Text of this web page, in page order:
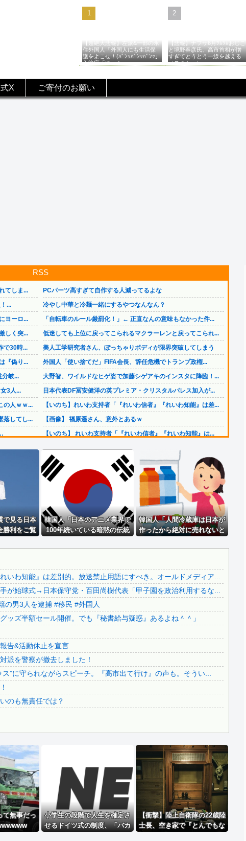
【超絶大悲報】左派&一部の永
住外国人「外国人にも生活保
護をよこせ！(ﾊﾞﾝｯﾊﾞﾝｯﾊﾞﾝｯ」
入管庁「ほーん…」→
【悲報】ナフサ6月ﾂﾑﾂﾑおじこ
と境野春彦氏、高市首相が憎
すぎてとうとう一線を越える
（スクショ）
X ご寄付のお願い
RSS
てしま...
...
ヨーロ...
しく突...
で30時...
『偽り...
岐...
3人...
の人ｗｗ...
落してし...
ウスに当...
とを話...
応して...
けて行...
れたら...
男女14...
株式会...
部か...
全にコン...
はえー...
れたら...
んだけど...
ゃ見ら...
PCパーツ高すぎて自作する人減ってるよな
冷やし中華と冷麺一緒にするやつなんなん？
「自転車のルール厳罰化！」← 正直なんの意味もなかった件...
低迷しても上位に戻ってこられるマクラーレンと戻ってこられ...
美人工学研究者さん、ぽっちゃりボディが限界突破してしまう
外国人「使い捨てだ」FIFA会長、辞任危機でトランプ政権...
大野智、ワイルドなヒゲ姿で加藤シゲアキのインスタに降臨！...
日本代表DF冨安健洋の英プレミア・クリスタルパレス加入が...
【いのち】れいわ支持者「『れいわ信者』『れいわ知能』は差...
【画像】 福原遥さん、意外とあるｗ
【いのち】 れいわ支持者「『れいわ信者』『れいわ知能』は...
日本をダメにした総理大臣、ワースト１位が同点でこの人ｗｗ...
日本をダメにした総理大臣、ワースト１位が同点でこの人ｗｗ...
ジャンポケ斎藤と代理人のやりとり、「地獄すぎて完全にコン...
【画像】 日本共産党の街宣車、ほんと碌でもないな
積水ハウス「地面師に55億円騙し取られた…」ワイ「はえー...
【画像】 今のクソガキ共、これを見たこと無くて渡されたら...
【画像】 今のクソガキ共、これを見たこと無くて渡されたら...
【カミツキ悲報】甲子園でインドネシア人選手が始球式→日本...
【悲報】テレ朝「れいわ、新党移行に伴い旧グッズ半額セール...
日本の神社仏閣が22日に１回燃えてる。
【さようなら】れいわ大石あきこさん、離党報告&活動休止を...
公園を不法占拠をして騒音を撒き散らした反対派を警察が撤去...
財源言わない減税は無責任！→使い方言わないのも無責任では...
日本旅行キャンセルすべきか…1万年ぶり史上最大級の火山の...
無気力な韓国代表、オーストリアにも0-1で敗北…3月のA...
韓国代表、コートジボワールに0対4で完敗＝韓国の反応
Powered by livedoor 相互RSS
で見る日本
勝利をご覧
を見ると日
る感じが
あれがまさ
る」
韓国人「日本のアニメ業界で
100年続いている暗黙の伝統
韓国人「人間冷蔵庫は日本が
作ったから絶対に売れないと
れたんだそうです…」
いわ知能』は差別的。放送禁止用語にすべき。オールドメディア...
が始球式→日本保守党・百田尚樹代表「甲子園を政治利用するな...
の男3人を逮捕 #移民 #外国人
ッズ半額セール開催。でも『秘書給与疑惑』あるよね＾＾」
告&活動休止を宣言
派を警察が撤去しました！
”に守られながらスピーチ。『高市出て行け』の声も。そうい...
のも無責任では？
て無事だっ
小学生の段階で人生を確定さ
せるドイツ式の制度、「バカ
【衝撃】陸上自衛隊の22歳陸
士長、空き家で『とんでもな